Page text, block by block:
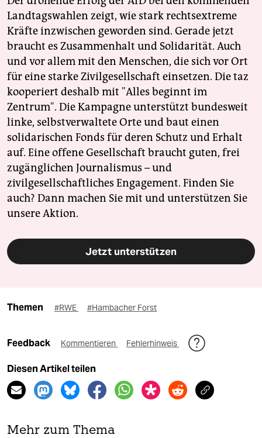
Landtagswahlen zeigt, wie stark rechtsextreme
Kräfte inzwischen geworden sind. Gerade jetzt
braucht es Zusammenhalt und Solidarität. Auch
und vor allem mit den Menschen, die sich vor Ort
für eine starke Zivilgesellschaft einsetzen. Die taz
kooperiert deshalb mit "Alles beginnt im
Zentrum". Die Kampagne unterstützt bundesweit
linke, selbstverwaltete Orte und baut einen
solidarischen Fonds für deren Schutz und Erhalt
auf. Eine offene Gesellschaft braucht guten, frei
zugänglichen Journalismus – und
zivilgesellschaftliches Engagement. Finden Sie
auch? Dann machen Sie mit und unterstützen Sie
unsere Aktion.
Jetzt unterstützen
Themen #RWE #Hambacher Forst
Feedback Kommentieren Fehlerhinweis
Diesen Artikel teilen
Mehr zum Thema